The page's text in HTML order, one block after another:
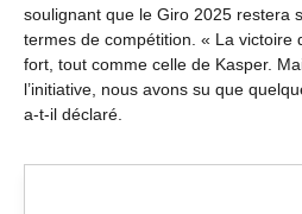
soulignant que le Giro 2025 restera
termes de compétition. « La victoire
fort, tout comme celle de Kasper.
l’initiative, nous avons su que
a-t-il déclaré.